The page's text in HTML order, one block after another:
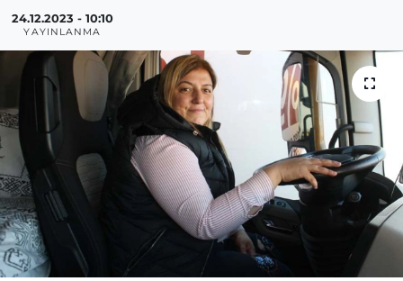
24.12.2023 - 10:10
YAYINLANMA
SPOR
MAGAZİN
ESKİŞEHİRSPOR